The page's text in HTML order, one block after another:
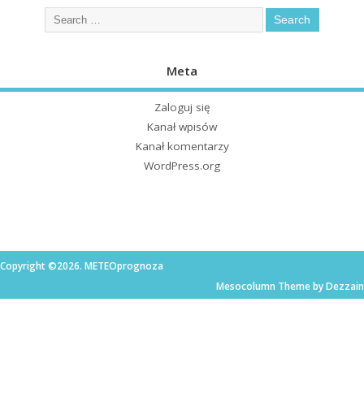
Meta
Zaloguj się
Kanał wpisów
Kanał komentarzy
WordPress.org
Copyright ©2026. METEOprognoza
Mesocolumn Theme by Dezzain